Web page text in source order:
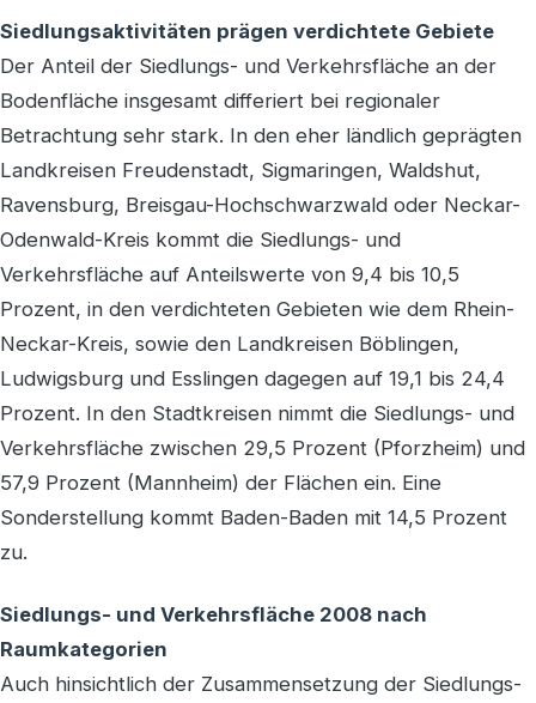
Siedlungsaktivitäten prägen verdichtete Gebiete
Der Anteil der Siedlungs- und Verkehrsfläche an der
Bodenfläche insgesamt differiert bei regionaler
Betrachtung sehr stark. In den eher ländlich geprägten
Landkreisen Freudenstadt, Sigmaringen, Waldshut,
Ravensburg, Breisgau-Hochschwarzwald oder Neckar-
Odenwald-Kreis kommt die Siedlungs- und
Verkehrsfläche auf Anteilswerte von 9,4 bis 10,5
Prozent, in den verdichteten Gebieten wie dem Rhein-
Neckar-Kreis, sowie den Landkreisen Böblingen,
Ludwigsburg und Esslingen dagegen auf 19,1 bis 24,4
Prozent. In den Stadtkreisen nimmt die Siedlungs- und
Verkehrsfläche zwischen 29,5 Prozent (Pforzheim) und
57,9 Prozent (Mannheim) der Flächen ein. Eine
Sonderstellung kommt Baden-Baden mit 14,5 Prozent
zu.
Siedlungs- und Verkehrsfläche 2008 nach
Raumkategorien
Auch hinsichtlich der Zusammensetzung der Siedlungs-